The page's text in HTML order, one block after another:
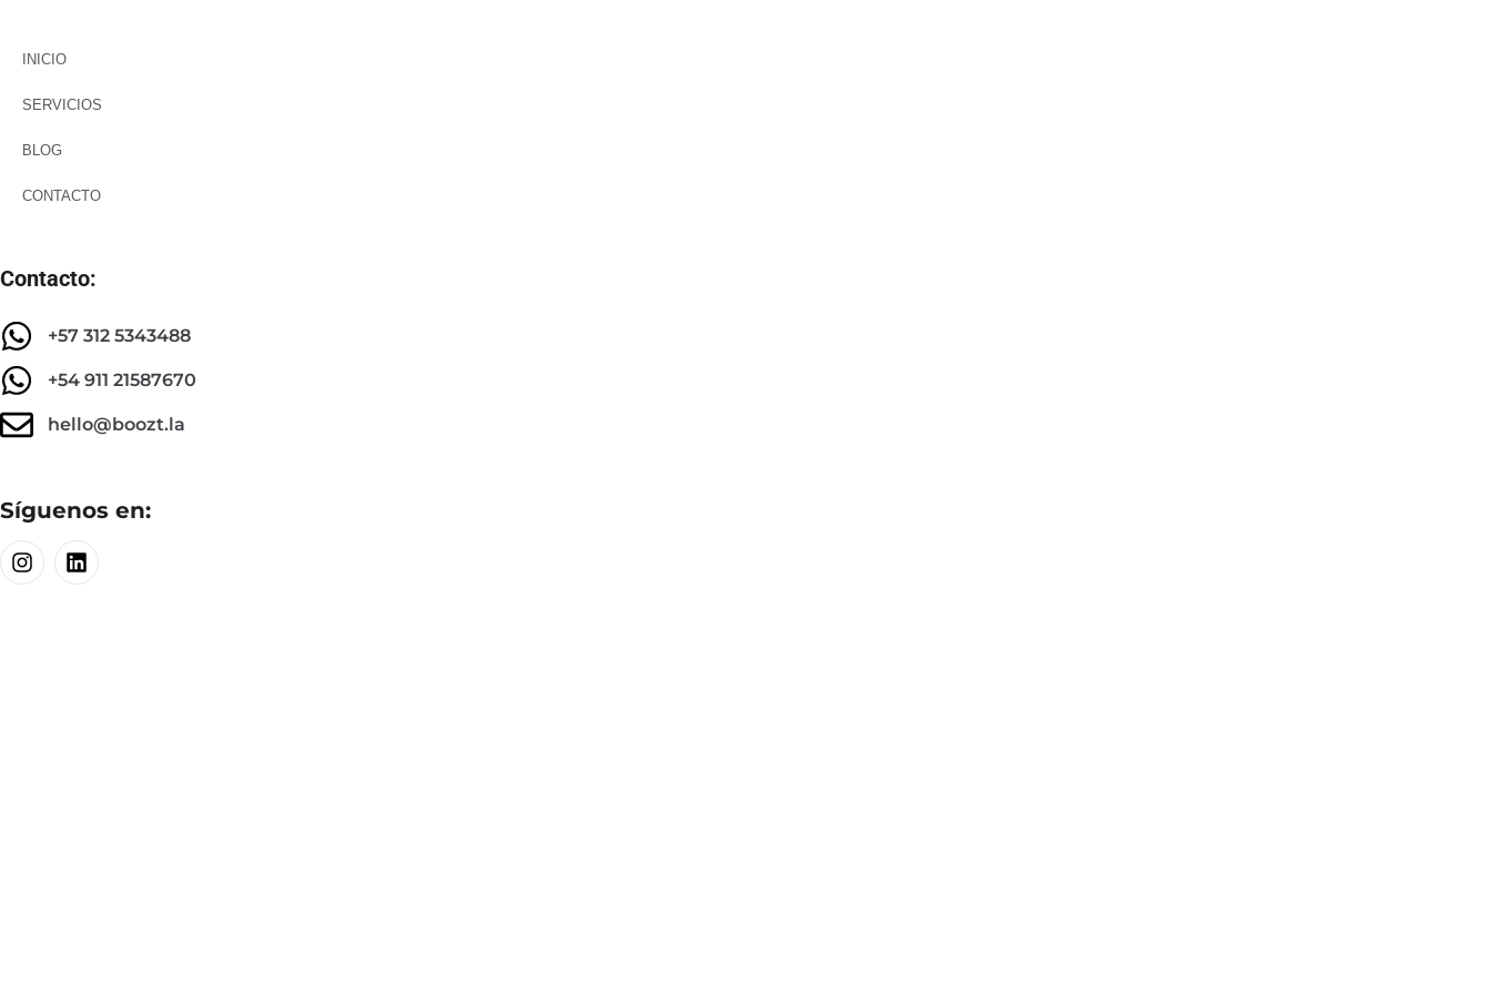
INICIO
SERVICIOS
BLOG
CONTACTO
Contacto:
+57 312 5343488
+54 911 21587670
hello@boozt.la
Síguenos en: